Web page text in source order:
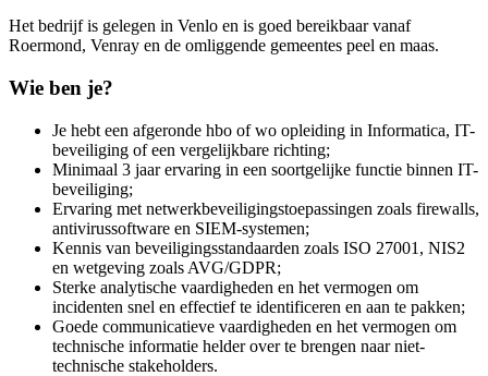
Het bedrijf is gelegen in Venlo en is goed bereikbaar vanaf
Roermond, Venray en de omliggende gemeentes peel en maas.
Wie ben je?
Je hebt een afgeronde hbo of wo opleiding in Informatica, IT-
beveiliging of een vergelijkbare richting;
Minimaal 3 jaar ervaring in een soortgelijke functie binnen IT-
beveiliging;
Ervaring met netwerkbeveiligingstoepassingen zoals firewalls,
antivirussoftware en SIEM-systemen;
Kennis van beveiligingsstandaarden zoals ISO 27001, NIS2
en wetgeving zoals AVG/GDPR;
Sterke analytische vaardigheden en het vermogen om
incidenten snel en effectief te identificeren en aan te pakken;
Goede communicatieve vaardigheden en het vermogen om
technische informatie helder over te brengen naar niet-
technische stakeholders.